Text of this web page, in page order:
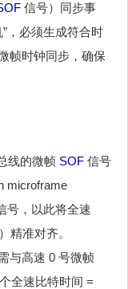
信号）同步事
，必须生成符合时
帧时钟同步，确保
线的微帧 SOF 信号
microframe
号，以此将全速
精准对齐。
与高速 0 号微帧
全速比特时间 =